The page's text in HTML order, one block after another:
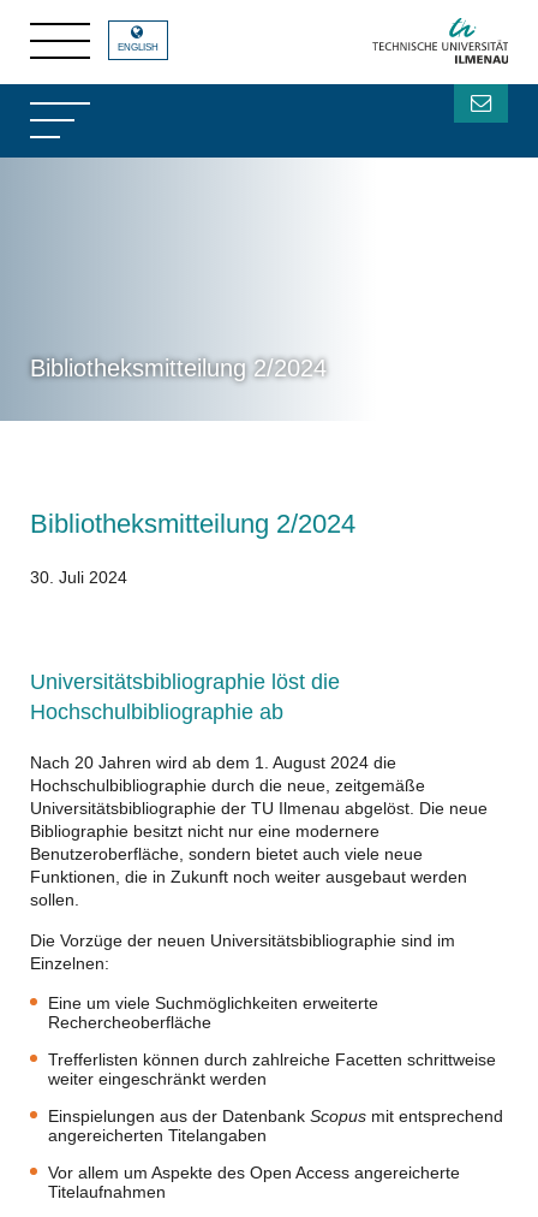
Bibliotheksmitteilung 2/2024
ENGLISH
Bibliotheksmitteilung 2/2024
30. Juli 2024
Universitätsbibliographie löst die
Hochschulbibliographie ab
Nach 20 Jahren wird ab dem 1. August 2024 die
Hochschulbibliographie durch die neue, zeitgemäße
Universitätsbibliographie der TU Ilmenau abgelöst. Die neue
Bibliographie besitzt nicht nur eine modernere
Benutzeroberfläche, sondern bietet auch viele neue
Funktionen, die in Zukunft noch weiter ausgebaut werden
sollen.
Die Vorzüge der neuen Universitätsbibliographie sind im
Einzelnen:
Eine um viele Suchmöglichkeiten erweiterte
Rechercheoberfläche
Trefferlisten können durch zahlreiche Facetten schrittweise
weiter eingeschränkt werden
Einspielungen aus der Datenbank Scopus mit entsprechend
angereicherten Titelangaben
Vor allem um Aspekte des Open Access angereicherte
Titelaufnahmen